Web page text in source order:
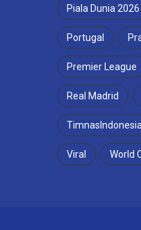
Piala Dunia 2026
Portugal
Premier League
Real Madrid
Viral World